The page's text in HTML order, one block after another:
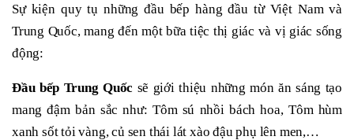
Sự kiện quy tụ những đầu bếp hàng đầu từ Việt Nam và
Trung Quốc, mang đến một bữa tiệc thị giác và vị giác sống
động:
Đầu bếp Trung Quốc sẽ giới thiệu những món ăn sáng tạo
mang đậm bản sắc như: Tôm sú nhồi bách hoa, Tôm hùm
xanh sốt tỏi vàng, củ sen thái lát xào đậu phụ lên men,…